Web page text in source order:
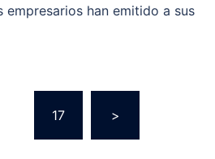
empresarios han emitido a sus
17 >